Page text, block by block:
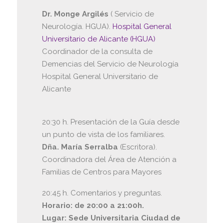
Dr. Monge Argilés ( Servicio de
Neurología. HGUA). Hospital General
Universitario de Alicante (HGUA)
Coordinador de la consulta de
Demencias del Servicio de Neurología
Hospital General Universitario de
Alicante
20:30 h. Presentación de la Guía desde
un punto de vista de los familiares.
Dña. María Serralba (Escritora).
Coordinadora del Área de Atención a
Familias de Centros para Mayores
20:45 h. Comentarios y preguntas.
Horario: de 20:00 a 21:00h.
Lugar: Sede Universitaria Ciudad de